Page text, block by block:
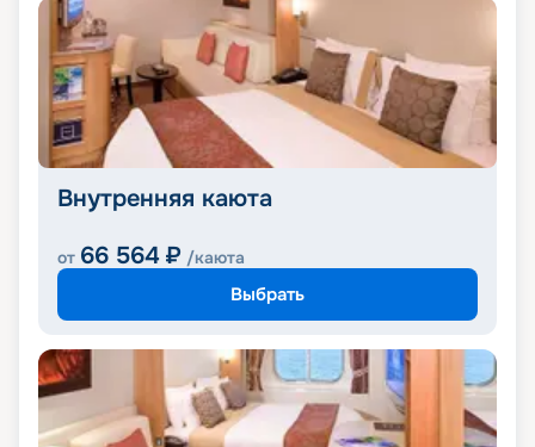
Внутренняя каюта
от 66 564 ₽ /каюта
Выбрать